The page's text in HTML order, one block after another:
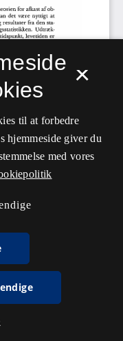
×
til at forbedre
hjemmeside giver du
med vores